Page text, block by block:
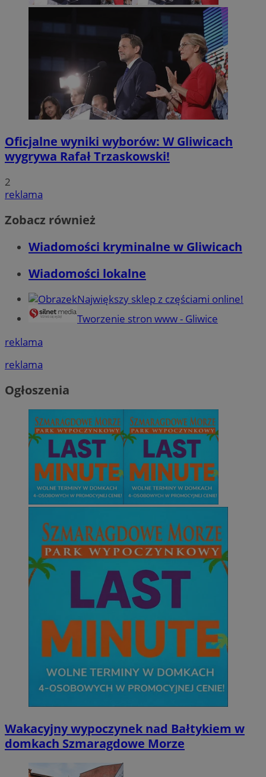
Oficjalne wyniki wyborów: W Gliwicach
wygrywa Rafał Trzaskowski!
2
reklama
Zobacz również
Wiadomości kryminalne w Gliwicach
Wiadomości lokalne
Największy sklep z częściami online!
Tworzenie stron www - Gliwice
reklama
reklama
Ogłoszenia
Wakacyjny wypoczynek nad Bałtykiem w
domkach Szmaragdowe Morze